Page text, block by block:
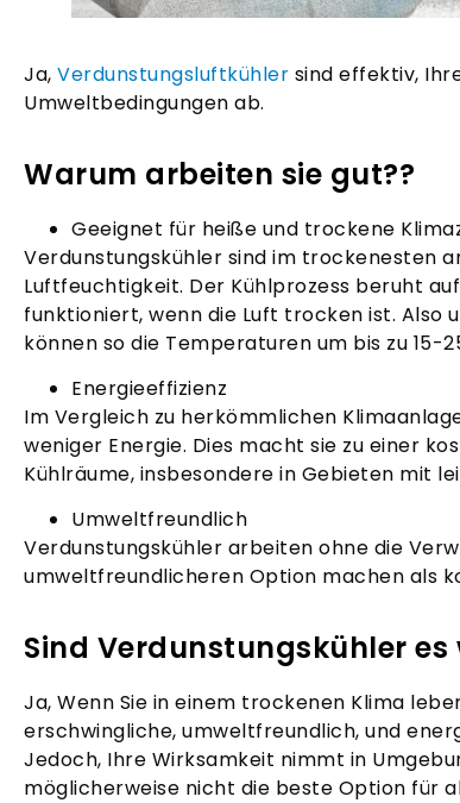
Ja, Verdunstungsluftkühler sind effektiv,
Umweltbedingungen ab.
Warum arbeiten sie gut??
Geeignet für heiße und trockene
Verdunstungskühler sind im trockenesten
Luftfeuchtigkeit. Der Kühlprozess beruht
funktioniert, wenn die Luft trocken ist. Also
können so die Temperaturen um bis zu 15-
Energieeffizienz
Im Vergleich zu herkömmlichen
weniger Energie. Dies macht sie zu einer
Kühlräume, insbesondere in Gebieten mit
Umweltfreundlich
Verdunstungskühler arbeiten ohne die
umweltfreundlicheren Option machen als
Sind Verdunstungskühler es
Ja, Wenn Sie in einem trockenen Klima
erschwingliche, umweltfreundlich, und
Jedoch, Ihre Wirksamkeit nimmt in
möglicherweise nicht die beste Option für